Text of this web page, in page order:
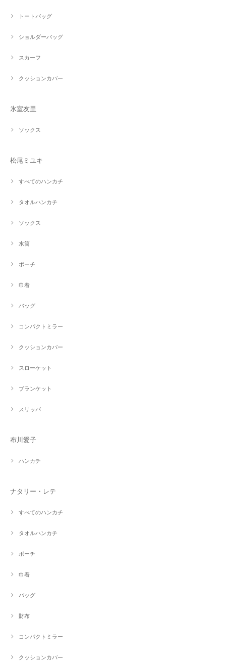
トートバッグ
ショルダーバッグ
スカーフ
クッションカバー
氷室友里
ソックス
松尾ミユキ
すべてのハンカチ
タオルハンカチ
ソックス
水筒
ポーチ
巾着
バッグ
コンパクトミラー
クッションカバー
スローケット
ブランケット
スリッパ
布川愛子
ハンカチ
ナタリー・レテ
すべてのハンカチ
タオルハンカチ
ポーチ
巾着
バッグ
財布
コンパクトミラー
クッションカバー